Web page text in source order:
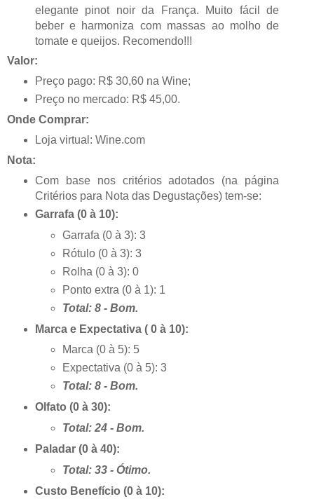
elegante pinot noir da França. Muito fácil de
beber e harmoniza com massas ao molho de
tomate e queijos. Recomendo!!!
Valor:
Preço pago: R$ 30,60 na Wine;
Preço no mercado: R$ 45,00.
Onde Comprar:
Loja virtual: Wine.com
Nota:
Com base nos critérios adotados (na página
Critérios para Nota das Degustações) tem-se:
Garrafa (0 à 10):
Garrafa (0 à 3): 3
Rótulo (0 à 3): 3
Rolha (0 à 3): 0
Ponto extra (0 à 1): 1
Total: 8 - Bom.
Marca e Expectativa ( 0 à 10):
Marca (0 à 5): 5
Expectativa (0 à 5): 3
Total: 8 - Bom.
Olfato (0 à 30):
Total: 24 - Bom.
Paladar (0 à 40):
Total: 33 - Ótimo.
Custo Benefício (0 à 10):